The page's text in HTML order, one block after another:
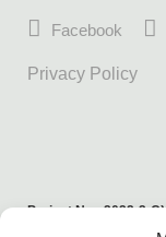
Facebook
Privacy Policy
Project No.: 2022-2-